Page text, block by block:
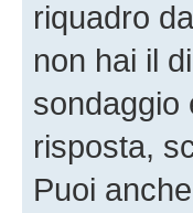
riquadro
non hai il
sondaggio
risposta,
Puoi